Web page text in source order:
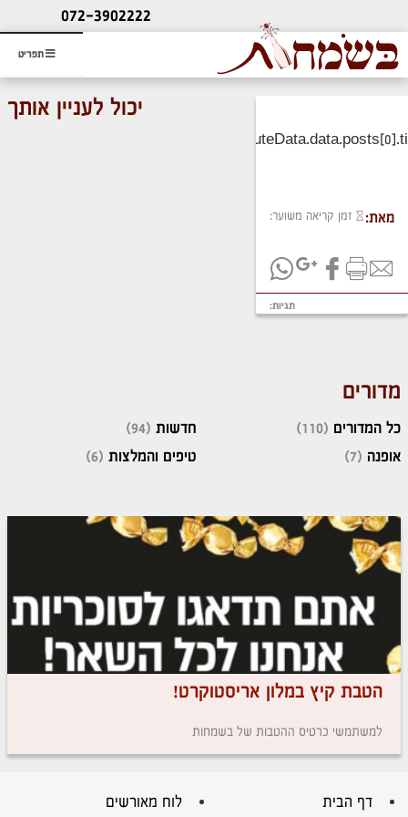
תפריט
ליעוץ חינם
והזמנת כרטיס שמחות
072-3902222
מאת: זמן קריאה משוער:
תגיות:
יכול לעניין אותך
מדורים
כל המדורים (110)
אופנה (7)
חדשות (94)
טיפים והמלצות (6)
הטבת קיץ במלון אריסטוקרט!
למשתמשי כרטיס ההטבות של בשמחות
דף הבית לוח מאורשים